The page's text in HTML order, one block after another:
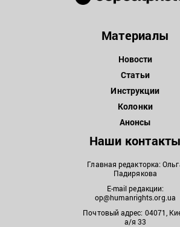
Материалы
Новости
Статьи
Инструкции
Колонки
Анонсы
Наши контакты
Главная редакторка:
Падирякова
E-mail редакции:
op@humanrights.org.ua
Почтовый адрес: 04071,
а/я 33